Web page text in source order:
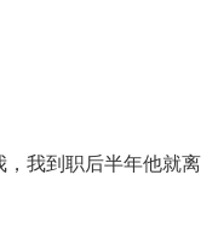
我到职后半年他就离